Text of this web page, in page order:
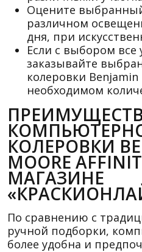
Оцените
различном
дня, при
Если с выбором все
заказывайте
колеровки
необходимом
КОЛЕРОВКИ
MOORE
МАГАЗИНЕ
По сравнению с
ручной подборки,
более удобна и